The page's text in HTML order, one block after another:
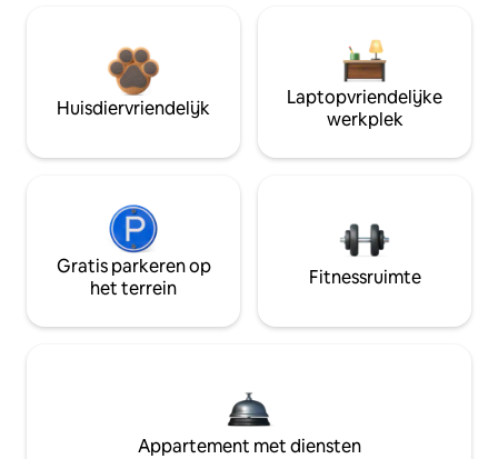
Huisdiervriendelijk
Laptopvriendelijke
werkplek
Gratis parkeren op
het terrein
Fitnessruimte
Appartement met diensten